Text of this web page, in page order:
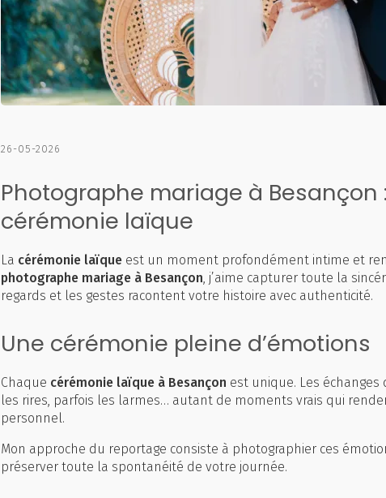
26-05-2026
Photographe mariage à Besançon
cérémonie laïque
La cérémonie laïque est un moment profondément intime et
photographe mariage à Besançon, j’aime capturer toute la
regards et les gestes racontent votre histoire avec authenticité.
Une cérémonie pleine d’émotions
Chaque cérémonie laïque à Besançon est unique. Les
les rires, parfois les larmes… autant de moments vrais qui
personnel.
Mon approche du reportage consiste à photographier ces
préserver toute la spontanéité de votre journée.